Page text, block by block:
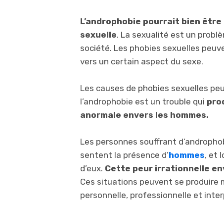
L’androphobie pourrait bien
sexuelle. La sexualité est un
société. Les phobies sexuelles
vers un certain aspect du sexe.
Les causes de phobies sexuelles
l’androphobie est un trouble qui
anormale envers les hommes.
Les personnes souffrant
sentent la présence d’hommes, et
d’eux. Cette peur irrationnelle
Ces situations peuvent se produire
personnelle, professionnelle et